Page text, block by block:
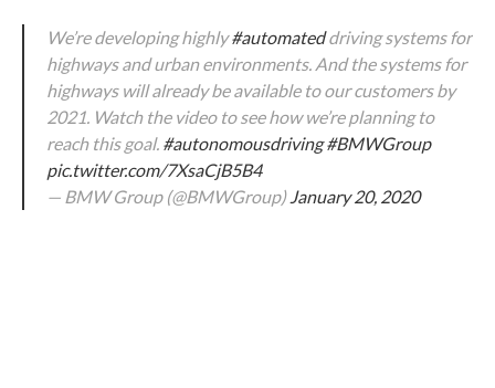
We’re developing highly#automateddriving systems for
highways and urban environments. And the systems for
highways will already be available to our customers by
2021. Watch the video to see how we’re planning to
reach this goal. #autonomousdriving #BMWGroup
pic.twitter.com/7XsaCjB5B4
— BMW Group (@BMWGroup)January 20, 2020